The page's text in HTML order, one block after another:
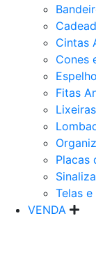
Cintas
Cones
Fitas
Lixeiras
Placas
Telas
VENDA